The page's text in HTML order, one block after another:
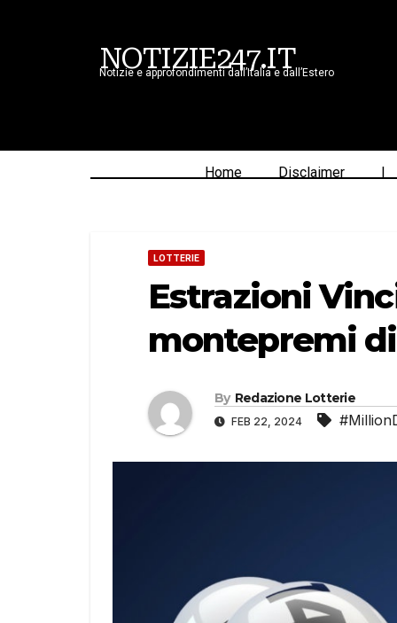
NOTIZIE247.IT
Notizie e approfondimenti dall’Italia e dall’Estero
Home Disclaimer |
LOTTERIE
Estrazioni
montepremi
By Redazione Lotterie
FEB 22, 2024